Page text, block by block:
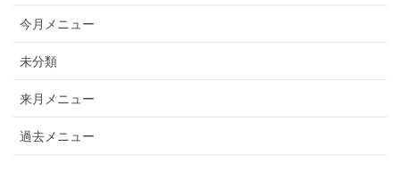
今月メニュー
未分類
来月メニュー
過去メニュー